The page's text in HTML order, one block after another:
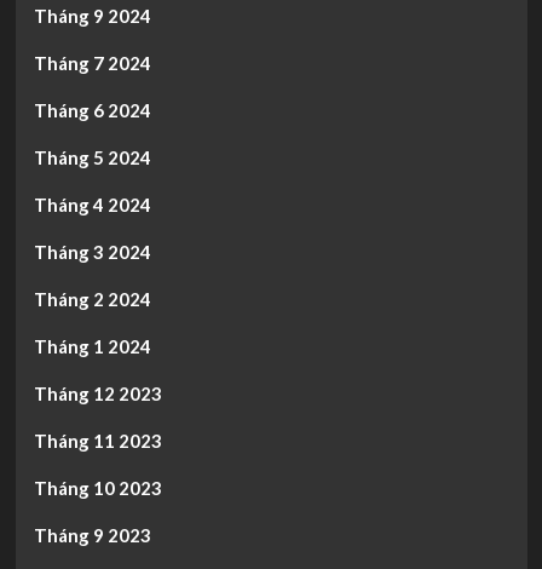
Tháng 9 2024
Tháng 7 2024
Tháng 6 2024
Tháng 5 2024
Tháng 4 2024
Tháng 3 2024
Tháng 2 2024
Tháng 1 2024
Tháng 12 2023
Tháng 11 2023
Tháng 10 2023
Tháng 9 2023